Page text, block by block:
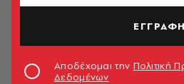
ΕΓΓΡΑΦΗ
Αποδέχομαι την Πολιτική
Δεδομένων